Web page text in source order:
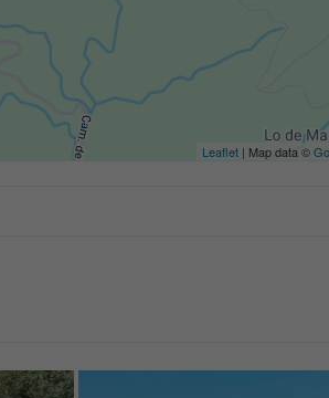
Leaflet| Map data ©